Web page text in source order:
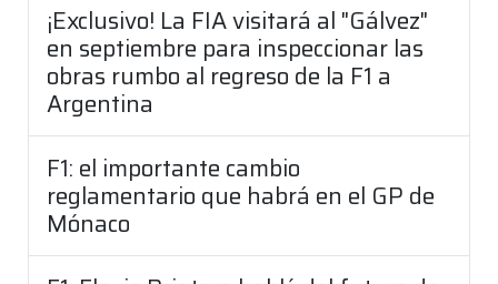
¡Exclusivo! La FIA visitará al "Gálvez"
en septiembre para inspeccionar las
obras rumbo al regreso de la F1 a
Argentina
F1: el importante cambio
reglamentario que habrá en el GP de
Mónaco